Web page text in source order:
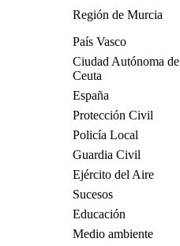
Región de Murcia
País Vasco
Ciudad Autónoma de
Ceuta
España
Protección Civil
Policía Local
Guardia Civil
Ejército del Aire
Sucesos
Educación
Medio ambiente